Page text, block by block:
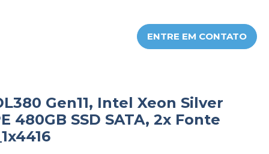
ENTRE EM CONTATO
Gen11, Intel Xeon Silver
480GB SSD SATA, 2x Fonte